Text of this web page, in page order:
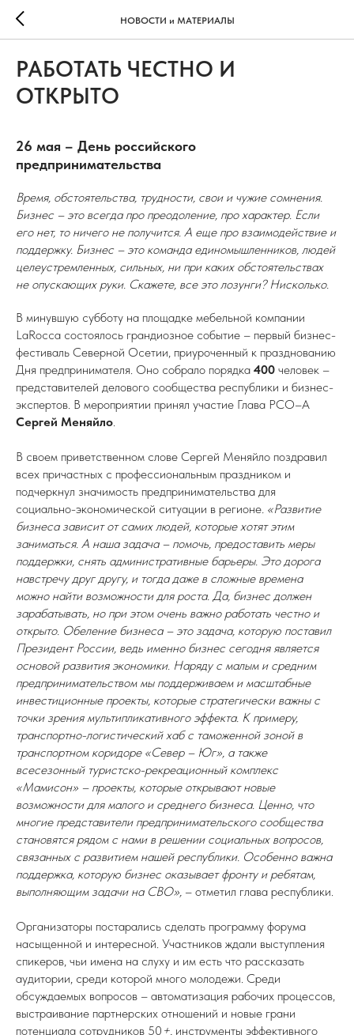
НОВОСТИ и МАТЕРИАЛЫ
РАБОТАТЬ ЧЕСТНО И
ОТКРЫТО
26 мая – День российского
предпринимательства
Время, обстоятельства, трудности, свои и чужие сомнения.
Бизнес – это всегда про преодоление, про характер. Если
его нет, то ничего не получится. А еще про взаимодействие и
поддержку. Бизнес – это команда единомышленников, людей
целеустремленных, сильных, ни при каких обстоятельствах
не опускающих руки. Скажете, все это лозунги? Нисколько.
В минувшую субботу на площадке мебельной компании
LaRocca состоялось грандиозное событие – первый бизнес-
фестиваль Северной Осетии, приуроченный к празднованию
Дня предпринимателя. Оно собрало порядка 400 человек –
представителей делового сообщества республики и бизнес-
экспертов. В мероприятии принял участие Глава РСО–А
Сергей Меняйло.
В своем приветственном слове Сергей Меняйло поздравил
всех причастных с профессиональным праздником и
подчеркнул значимость предпринимательства для
социально-экономической ситуации в регионе. «Развитие
бизнеса зависит от самих людей, которые хотят этим
заниматься. А наша задача – помочь, предоставить меры
поддержки, снять административные барьеры. Это дорога
навстречу друг другу, и тогда даже в сложные времена
можно найти возможности для роста. Да, бизнес должен
зарабатывать, но при этом очень важно работать честно и
открыто. Обеление бизнеса – это задача, которую поставил
Президент России, ведь именно бизнес сегодня является
основой развития экономики. Наряду с малым и средним
предпринимательством мы поддерживаем и масштабные
инвестиционные проекты, которые стратегически важны с
точки зрения мультипликативного эффекта. К примеру,
транспортно-логистический хаб с таможенной зоной в
транспортном коридоре «Север – Юг», а также
всесезонный туристско-рекреационный комплекс
«Мамисон» – проекты, которые открывают новые
возможности для малого и среднего бизнеса. Ценно, что
многие представители предпринимательского сообщества
становятся рядом с нами в решении социальных вопросов,
связанных с развитием нашей республики. Особенно важна
поддержка, которую бизнес оказывает фронту и ребятам,
выполняющим задачи на СВО», – отметил глава республики.
Организаторы постарались сделать программу форума
насыщенной и интересной. Участников ждали выступления
спикеров, чьи имена на слуху и им есть что рассказать
аудитории, среди которой много молодежи. Среди
обсуждаемых вопросов – автоматизация рабочих процессов,
выстраивание партнерских отношений и новые грани
потенциала сотрудников 50 +, инструменты эффективного